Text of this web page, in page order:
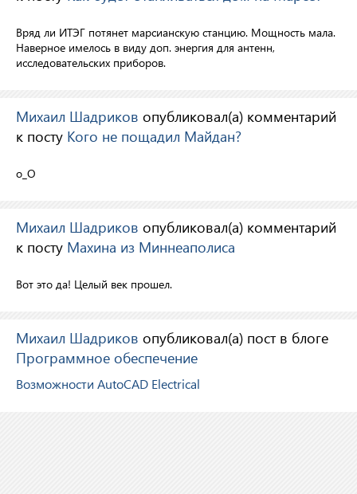
Вряд ли ИТЭГ потянет марсианскую станцию. Мощность мала.
Наверное имелось в виду доп. энергия для антенн,
исследовательских приборов.
Михаил Шадриков опубликовал(а) комментарий
к посту Кого не пощадил Майдан?
o_O
Михаил Шадриков опубликовал(а) комментарий
к посту Махина из Миннеаполиса
Вот это да! Целый век прошел.
Михаил Шадриков опубликовал(а) пост в блоге
Программное обеспечение
Возможности AutoCAD Electrical